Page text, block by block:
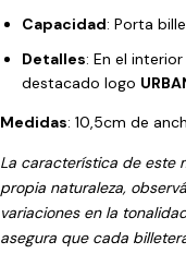
Capacidad: Porta
Detalles: En el
destacado logo
Medidas: 10,5cm de
La característica de este
propia naturaleza,
variaciones en la
asegura que cada